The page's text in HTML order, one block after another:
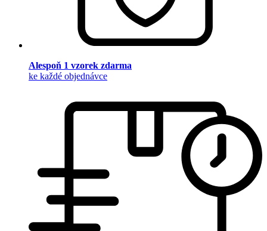
Alespoň 1 vzorek zdarma
ke každé objednávce